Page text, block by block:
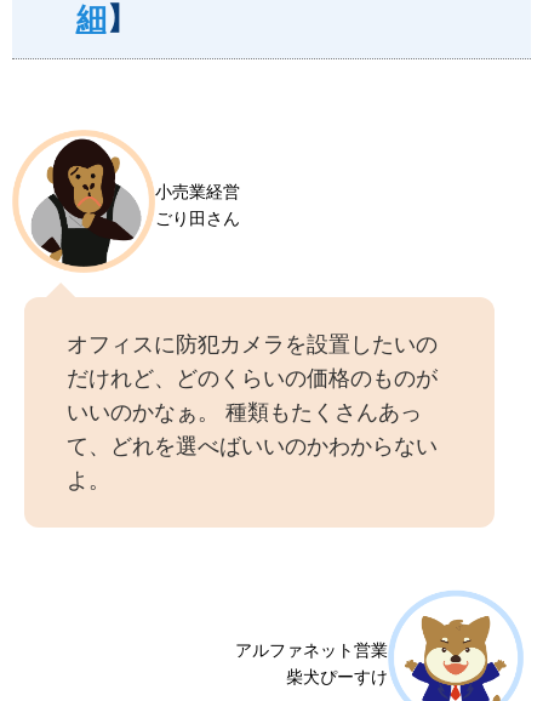
細】
小売業経営
ごり田さん
オフィスに防犯カメラを設置したいの
だけれど、どのくらいの価格のものが
いいのかなぁ。 種類もたくさんあっ
て、どれを選べばいいのかわからない
よ。
アルファネット営業
柴犬ぴーすけ